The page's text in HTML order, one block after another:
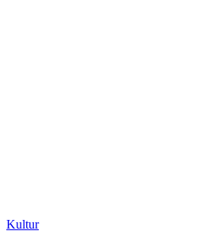
Kultur